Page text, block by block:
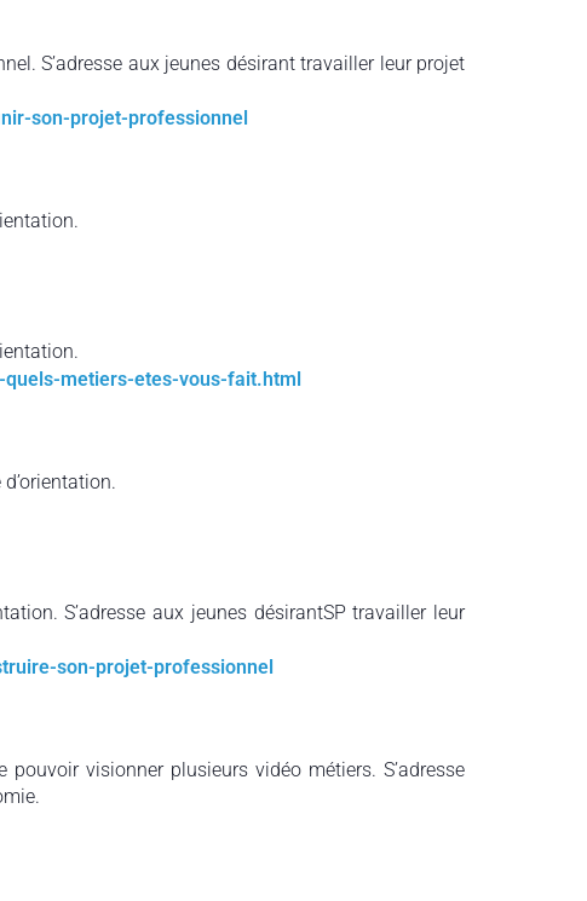
S’adresse aux jeunes désirant travailler leur projet
son-projet-professionnel
metiers-etes-vous-fait.html
S’adresse aux jeunes désirantSP travailler leur
son-projet-professionnel
visionner plusieurs vidéo métiers. S’adresse